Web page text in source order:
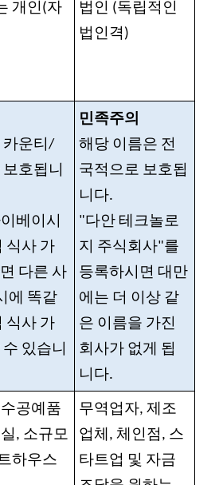
개인(자
법인 (독립적인
법인격)
카운티/
호됩니
베이시
식사 가
다른 사
에 똑같
식사 가
있습니
민족주의
해당 이름은 전
국적으로 보호됩
니다.
"다안 테크놀로
지 주식회사"를
등록하시면 대만
에는 더 이상 같
은 이름을 가진
회사가 없게 됩
니다.
공예품
, 소규모
하우스
무역업자, 제조
업체, 체인점, 스
타트업 및 자금